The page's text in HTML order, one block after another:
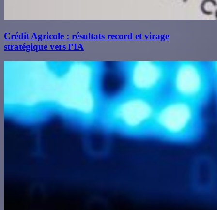
Crédit Agricole : résultats record et virage
stratégique vers l’IA